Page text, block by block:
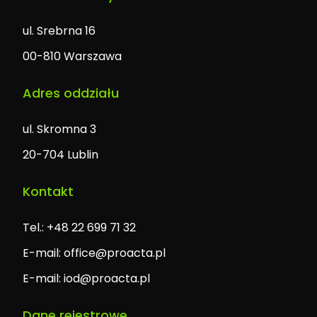
ul. Srebrna 16
00-810 Warszawa
Adres oddziału
ul. Skromna 3
20-704 Lublin
Kontakt
Tel.: +48 22 699 71 32
E-mail: office@proacta.pl
E-mail: iod@proacta.pl